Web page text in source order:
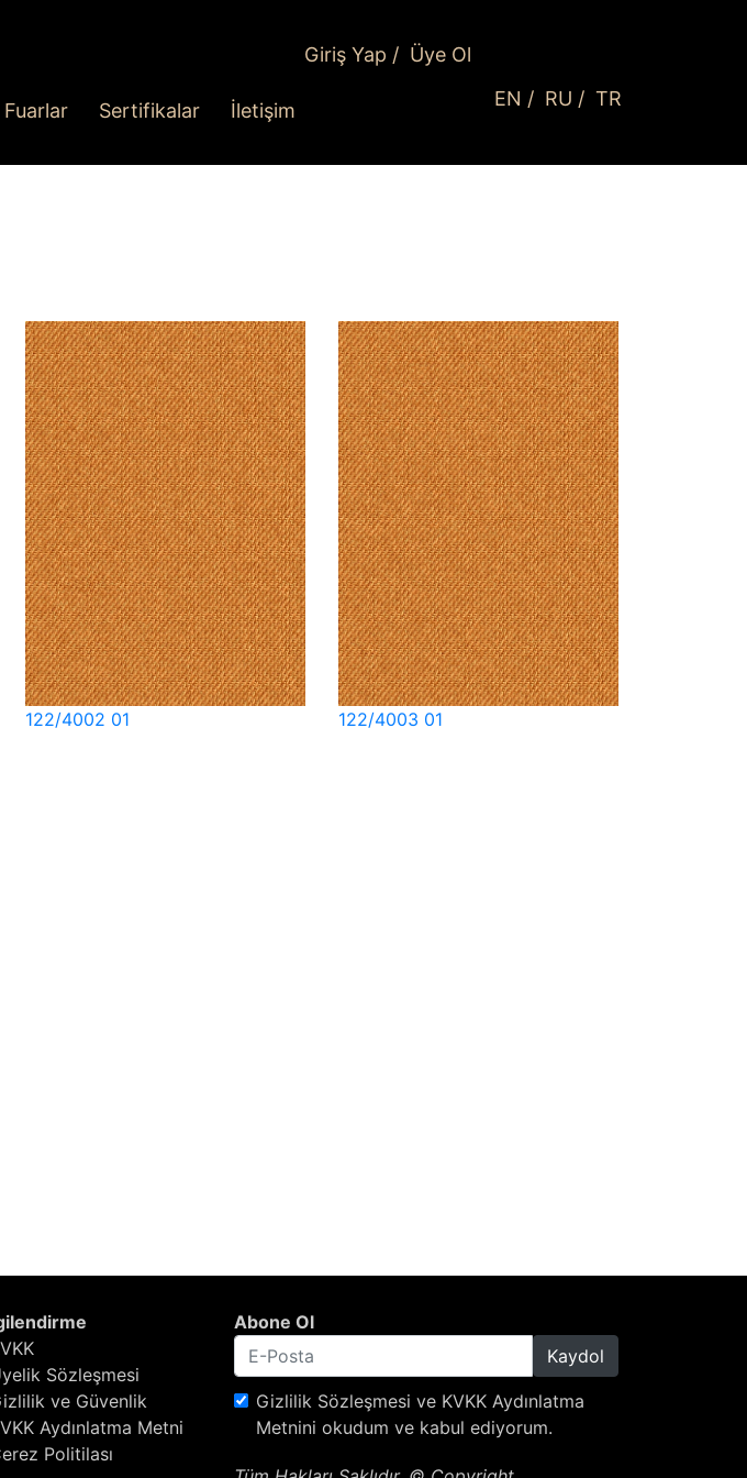
Fuarlar Sertifikalar İletişim
Giriş Yap / Üye Ol
EN / RU / TR
122/4002 01 122/4003 01
Sözleşmesi
ve Güvenlik
Aydınlatma Metni
Politilası
Abone Ol
Kaydol
Gizlilik Sözleşmesi ve KVKK Aydınlatma
Metnini okudum ve kabul ediyorum.